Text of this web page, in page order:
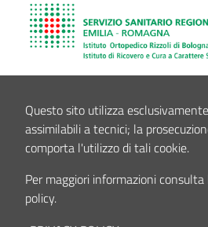
Questo sito utilizza
assimilabili a tecnici; la
comporta l'utilizzo di tali cookie.
Per maggiori informazioni
policy.